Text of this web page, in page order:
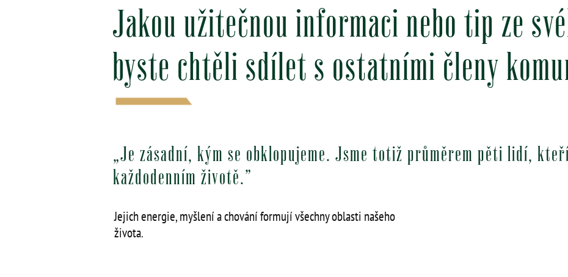
Jakou užitečnou informaci nebo tip ze
byste chtěli sdílet s ostatními členy
„Je zásadní, kým se obklopujeme. Jsme totiž průměrem pěti lidí,
každodenním životě.”
Jejich energie, myšlení a chování formují všechny oblasti našeho
života.